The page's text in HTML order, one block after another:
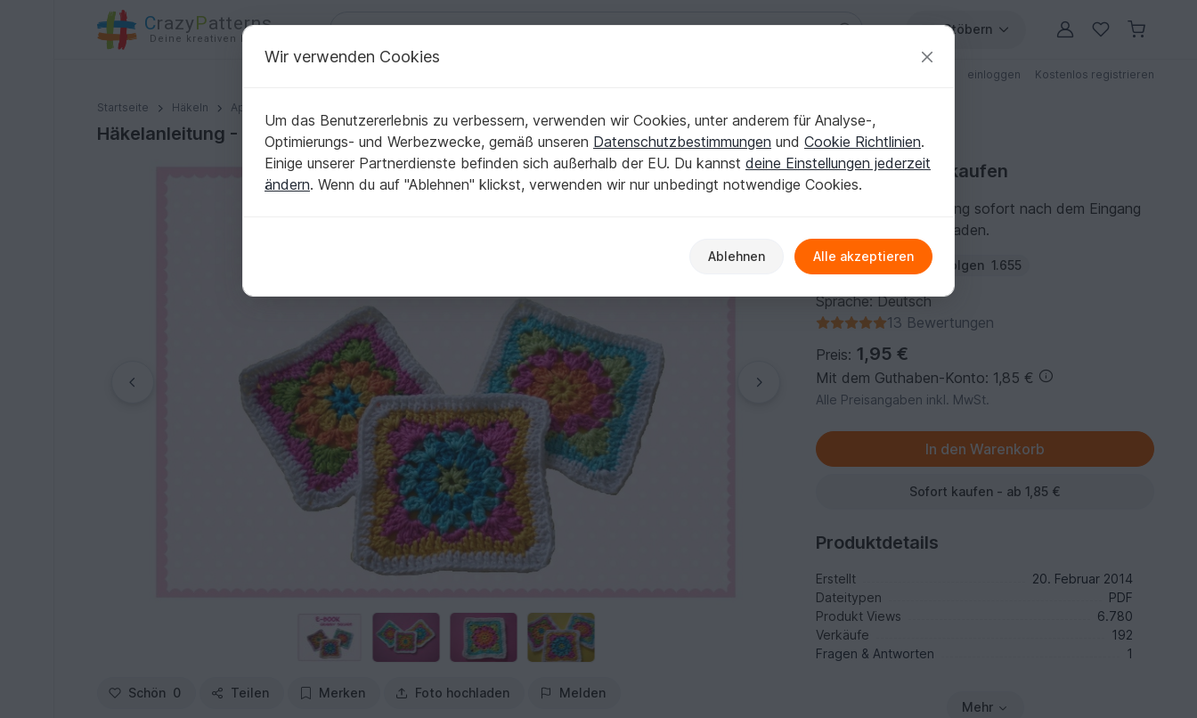
CrazyPatterns
Deine kreativen Ideen
Stöbern
einloggen Kostenlos registrieren
Startseite Häkeln Applikationen
Häkelanleitung - Granny Square - E-Book
Häkelanleitung - Granny Square - E-Book
Schön 0 Teilen Merken Foto hochladen Melden
Häkelanleitung kaufen
Du kannst die Anleitung sofort nach dem Eingang
der Zahlung herunterladen.
Autor: ursulapetra Folgen 1.655
Sprache: Deutsch
13 Bewertungen
Preis: 1,95 €
Mit dem Guthaben-Konto: 1,85 €
Alle Preisangaben inkl. MwSt.
Sofort kaufen - ab 1,85 €
Produktdetails
Erstellt
20. Februar 2014
Dateitypen
PDF
Produkt Views
6.780
Verkäufe
192
Fragen & Antworten
1
Mehr
Wir verwenden Cookies
Um das Benutzererlebnis zu verbessern, verwenden wir Cookies, unter anderem für Analyse-,
Optimierungs- und Werbezwecke, gemäß unseren Datenschutzbestimmungen und Cookie Richtlinien.
Einige unserer Partnerdienste befinden sich außerhalb der EU. Du kannst deine Einstellungen jederzeit
ändern. Wenn du auf "Ablehnen" klickst, verwenden wir nur unbedingt notwendige Cookies.
Ablehnen Alle akzeptieren